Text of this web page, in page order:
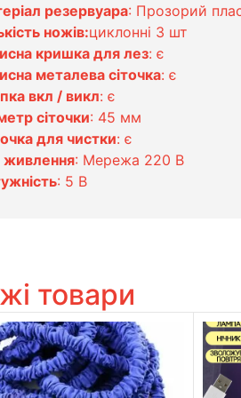
резервуара: Прозорий
ножів:циклонні 3 шт
кришка для лез: є
металева сіточка: є
вкл / викл: є
сіточки: 45 мм
для чистки: є
живлення: Мережа 220 В
: 5 В
товари